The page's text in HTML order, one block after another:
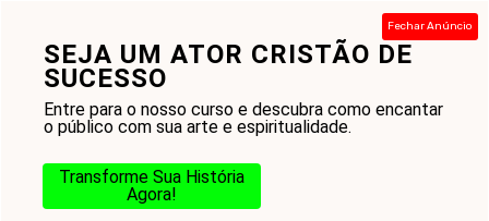
SEJA UM ATOR CRISTÃO DE
SUCESSO
Entre para o nosso curso e descubra como encantar
o público com sua arte e espiritualidade.
Transforme Sua História
Agora!
Fechar Anúncio
conteúdo